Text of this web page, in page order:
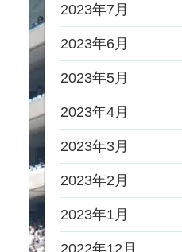
2023年7月
2023年6月
2023年5月
2023年4月
2023年3月
2023年2月
2023年1月
2022年12月